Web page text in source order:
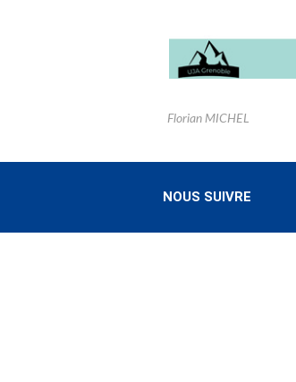
Florian MICHEL
NOUS SUIVRE